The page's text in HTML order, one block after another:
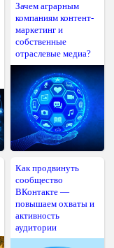
Зачем аграрным
компаниям контент-
маркетинг и
собственные
отраслевые медиа?
Как продвинуть
сообщество
ВКонтакте —
повышаем охваты и
активность
аудитории